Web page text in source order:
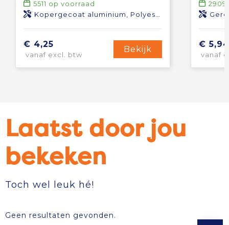
5511 op voorraad
Kopergecoat aluminium, Polyester
€ 4,25
vanaf excl. btw
Bekijk
2909
€ 5,94
vanaf
Laatst door jou
bekeken
Toch wel leuk hé!
Geen resultaten gevonden.